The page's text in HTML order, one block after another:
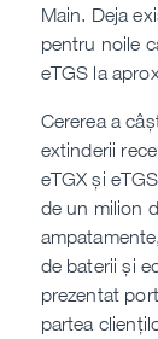
Main. Deja
pentru noile
eTGS la
Cererea a
extinderii
eTGX și
de un milion
de baterii și
prezentat
partea